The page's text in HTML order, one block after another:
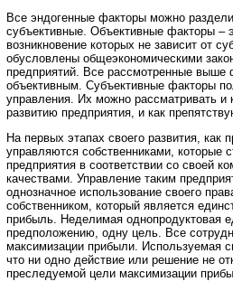
Все эндогенные факторы можно
субъективные. Объективные факторы –
возникновение которых не зависит от
обусловлены общеэкономическими
предприятий. Все рассмотренные выше
объективным. Субъективные факторы
управления. Их можно рассматривать и
развитию предприятия, и как
На первых этапах своего развития, как
управляются собственниками, которые
предприятия в соответствии со своей
качествами. Управление таким
однозначное использование своего
собственником, который является
прибыль. Неделимая однопродуктовая
предположению, одну цель. Все
максимизации прибыли. Используемая
что ни одно действие или решение не
преследуемой цели максимизации